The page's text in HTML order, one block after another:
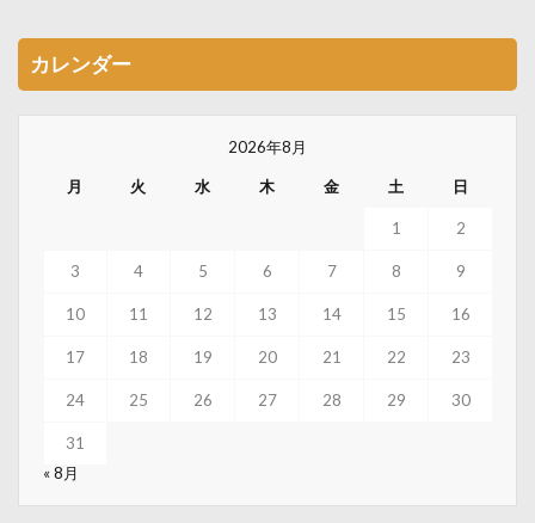
カレンダー
2026年8月
月 火 水 木 金 土 日
1 2
3 4 5 6 7 8 9
10 11 12 13 14 15 16
17 18 19 20 21 22 23
24 25 26 27 28 29 30
31
« 8月